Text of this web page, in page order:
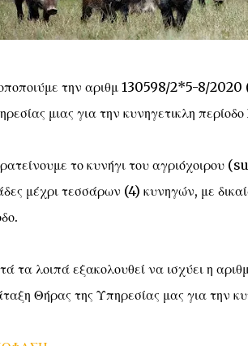
την αριθμ 130598/2*5-8/
μιας για την κυνηγετικλη
το κυνήγι του αγριόχοιρου
μέχρι τεσσάρων (4) κυνηγών, με
τα λοιπά εξακολουθεί να ισχύει η
Θήρας της Υπηρεσίας μας για την